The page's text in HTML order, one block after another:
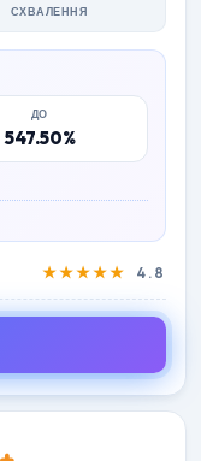
СХВАЛЕННЯ
ДО
547.50%
★★★★★ 4.8